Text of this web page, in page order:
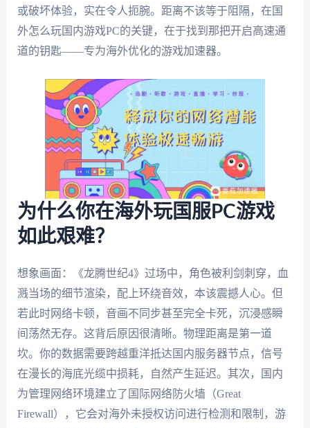
或破坏体验，实在令人扼腕。距离不该等于阻隔，在国
外怎么玩国内游戏PC的关键，在于找到那把开启高速通
道的钥匙——专为海外优化的游戏加速器。
为什么你在海外玩国服PC游戏
如此艰难？
想象画面：《龙腾世纪4》过场中，角色被利剑刺穿，血
溅当场的细节渲染，配上环绕音效，本该震撼人心。但
若此时网络卡顿，音画不同步甚至完全卡死，沉浸感瞬
间荡然无存。这背后原因很清晰。物理距离是第一道
坎。你的数据需要跨越重洋抵达国内服务器节点，信号
在漫长的海底光缆中损耗，自然产生延迟。其次，国内
为管理网络环境建立了国际网络防火墙（Great
Firewall），它会对海外未授权访问进行检测和限制，游